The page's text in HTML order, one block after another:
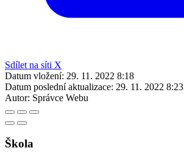
Sdílet na síti X
Datum vložení: 29. 11. 2022 8:18
Datum poslední aktualizace: 29. 11. 2022 8:23
Autor: Správce Webu
Škola